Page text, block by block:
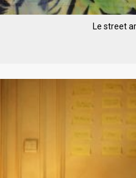
Le street